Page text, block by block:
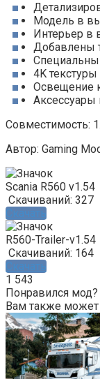
Модель в
Интерьер в
Добавлены
4K
Освещение
Аксессуары
Совместимость:
Автор: Gaming
Scania R560 v1.54
Скачиваний: 327
Скачать
R560-Trailer-v1.54
Скачиваний: 164
Скачать
1 543
Понравился
Вам также может